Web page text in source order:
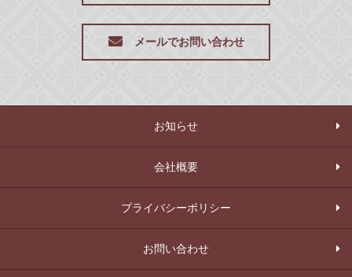
メールでお問い合わせ
お知らせ
会社概要
プライバシーポリシー
お問い合わせ